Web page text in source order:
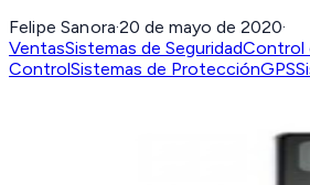
Felipe Sanora·20 de mayo de 2020·
VentasSistemas de SeguridadControl
ControlSistemas de ProtecciónGPS